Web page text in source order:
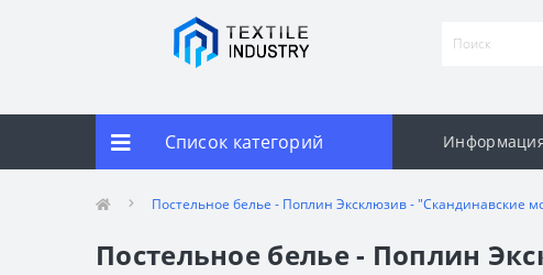
Список категорий
Постельное белье - Поплин Эксклюзив - "Скандинавские
Постельное белье - Поплин